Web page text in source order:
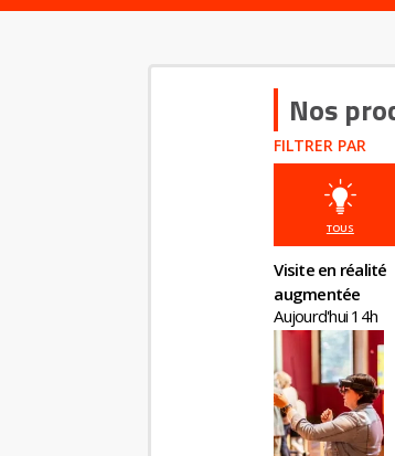
Nos
FILTRER PAR
TOUS
Visite en réalité
augmentée
Aujourd'hui 14h